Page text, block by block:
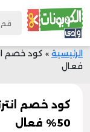
الرئيسية »
فعال
50% فعال